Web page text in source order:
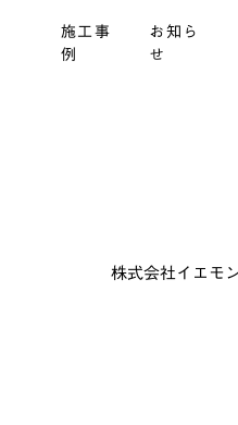
施工事
例
お知ら
せ
株式会社イエモ